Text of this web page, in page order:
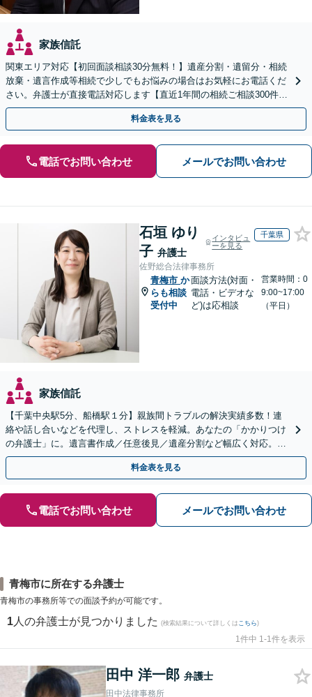
家族信託
関東エリア対応【初回面談相談30分無料！】遺産分割・遺留分・相続
放棄・遺言作成等相続で少しでもお悩みの場合はお気軽にお電話くだ
さい。弁護士が直接電話対応します【直近1年間の相続ご相談300件以
上！＆相続の著書・セミナー多数】弁護士複数所属
料金表を見る
電話でお問い合わせ メールでお問い合わせ
石垣 ゆり
子 弁護士
インタビュ
ーを見る
千葉県
佐野総合法律事務所
青梅市 か
らも相談
受付中
面談方法(対面・
電話・ビデオな
ど)は応相談
営業時間：0
9:00~17:00
（平日）
家族信託
【千葉中央駅5分、船橋駅１分】親族間トラブルの解決実績多数！連
絡や話し合いなどを代理し、ストレスを軽減。あなたの「かかりつけ
の弁護士」に。遺言書作成／任意後見／遺産分割など幅広く対応。お
気軽にご相談ください！【初回来所相談30分無料】
料金表を見る
電話でお問い合わせ メールでお問い合わせ
青梅市に所在する弁護士
青梅市の事務所等での面談予約が可能です。
1 人の弁護士が見つかりました (検索結果について詳しくは こちら)
1件中 1-1件を表示
田中 洋一郎 弁護士
田中法律事務所